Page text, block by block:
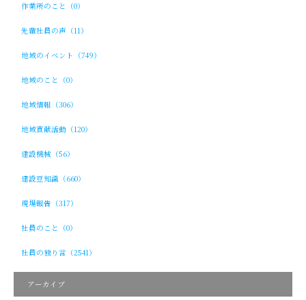
作業所のこと（0）
先輩社員の声（11）
地域のイベント（749）
地域のこと（0）
地域情報（306）
地域貢献活動（120）
建設機械（56）
建設豆知識（660）
現場報告（317）
社員のこと（0）
社員の独り言（2541）
アーカイブ